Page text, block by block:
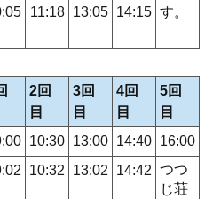
す。
11:18 13:05 14:15
2回
目
3回
目
4回
目
5回
目
10:30 13:00 14:40 16:00
10:32 13:02 14:42 つつ
じ荘